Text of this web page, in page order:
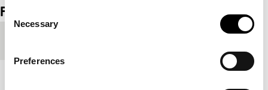
Consent
Selection
Necessary
Preferences
Film details